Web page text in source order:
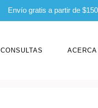
Envío gratis a partir de
CONSULTAS ACERCA